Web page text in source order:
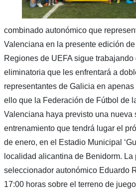
combinado autonómico que
Valenciana en la presente edición
Regiones de UEFA sigue trabajando
eliminatoria que les enfrentará a
representantes de Galicia en
ello que la Federación de Fútbol de
Valenciana haya previsto una nueva
entrenamiento que tendrá lugar el
de enero, en el Estadio Municipal
localidad alicantina de Benidorm. La
seleccionador autonómico Eduardo
17:00 horas sobre el terreno de